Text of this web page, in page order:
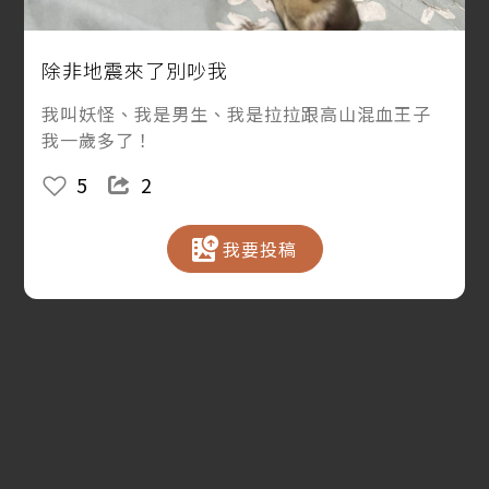
除非地震來了別吵我
我叫妖怪、我是男生、我是拉拉跟高山混血王子
我一歲多了！
5 2
我要投稿